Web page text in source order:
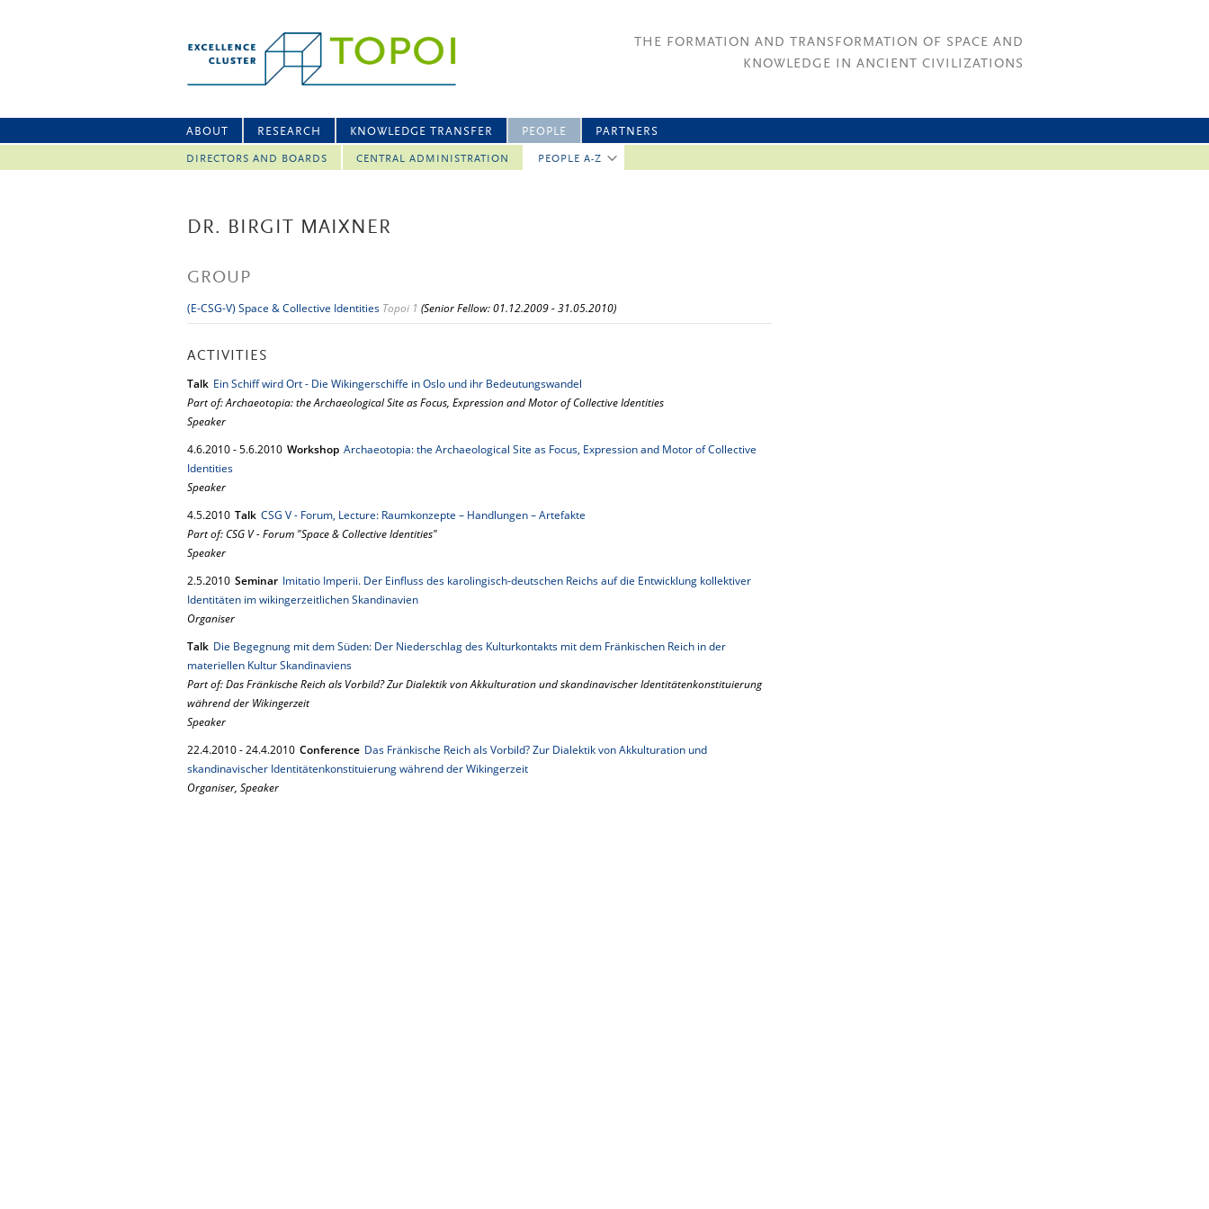
THE FORMATION AND TRANSFORMATION OF SPACE AND
KNOWLEDGE IN ANCIENT CIVILIZATIONS
ABOUT RESEARCH KNOWLEDGE TRANSFER PEOPLE
DIRECTORS AND BOARDS CENTRAL ADMINISTRATION PEOPLE A-Z
PARTNERS
DR. BIRGIT MAIXNER
GROUP
(E-CSG-V) Space & Collective Identities Topoi 1 (Senior Fellow: 01.12.2009 - 31.05.2010)
ACTIVITIES
Talk Ein Schiff wird Ort - Die Wikingerschiffe in Oslo und ihr Bedeutungswandel
Part of: Archaeotopia: the Archaeological Site as Focus, Expression and Motor of Collective Identities
Speaker
4.6.2010-5.6.2010 Workshop Archaeotopia: the Archaeological Site as Focus, Expression and Motor of Collective
Identities
Speaker
4.5.2010 Talk CSG V - Forum, Lecture: Raumkonzepte – Handlungen – Artefakte
Part of: CSG V - Forum "Space & Collective Identities"
Speaker
2.5.2010 Seminar Imitatio Imperii. Der Einfluss des karolingisch-deutschen Reichs auf die Entwicklung kollektiver
Identitäten im wikingerzeitlichen Skandinavien
Organiser
Talk Die Begegnung mit dem Süden: Der Niederschlag des Kulturkontakts mit dem Fränkischen Reich in der
materiellen Kultur Skandinaviens
Part of: Das Fränkische Reich als Vorbild? Zur Dialektik von Akkulturation und skandinavischer Identitätenkonstituierung
während der Wikingerzeit
Speaker
22.4.2010-24.4.2010 Conference Das Fränkische Reich als Vorbild? Zur Dialektik von Akkulturation und
skandinavischer Identitätenkonstituierung während der Wikingerzeit
Organiser, Speaker